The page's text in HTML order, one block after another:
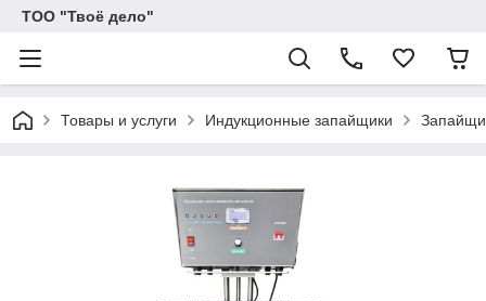
ТОО "Твоё дело"
Товары и услуги Индукционные запайщики